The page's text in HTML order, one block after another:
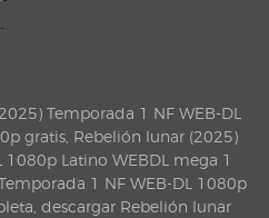
Temporada 1 NF WEB-DL
gratis, Rebelión lunar (2025)
Latino WEBDL mega 1
1 NF WEB-DL 1080p
descargar Rebelión lunar